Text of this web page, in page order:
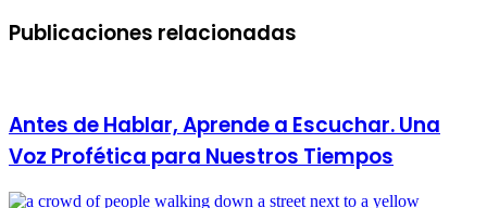
Publicaciones relacionadas
Antes de Hablar, Aprende a Escuchar. Una
Voz Profética para Nuestros Tiempos